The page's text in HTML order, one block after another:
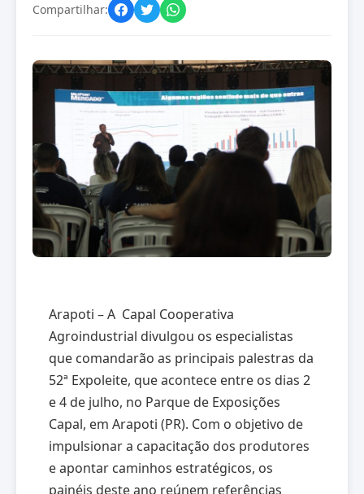
Compartilhar:
Arapoti – A Capal Cooperativa
Agroindustrial divulgou os especialistas
que comandarão as principais palestras da
52ª Expoleite, que acontece entre os dias 2
e 4 de julho, no Parque de Exposições
Capal, em Arapoti (PR). Com o objetivo de
impulsionar a capacitação dos produtores
e apontar caminhos estratégicos, os
painéis deste ano reúnem referências